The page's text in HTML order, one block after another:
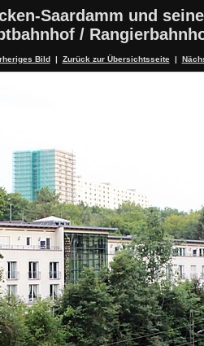
Saardamm und
/
Bild Zurück zur Übersichtsseite|